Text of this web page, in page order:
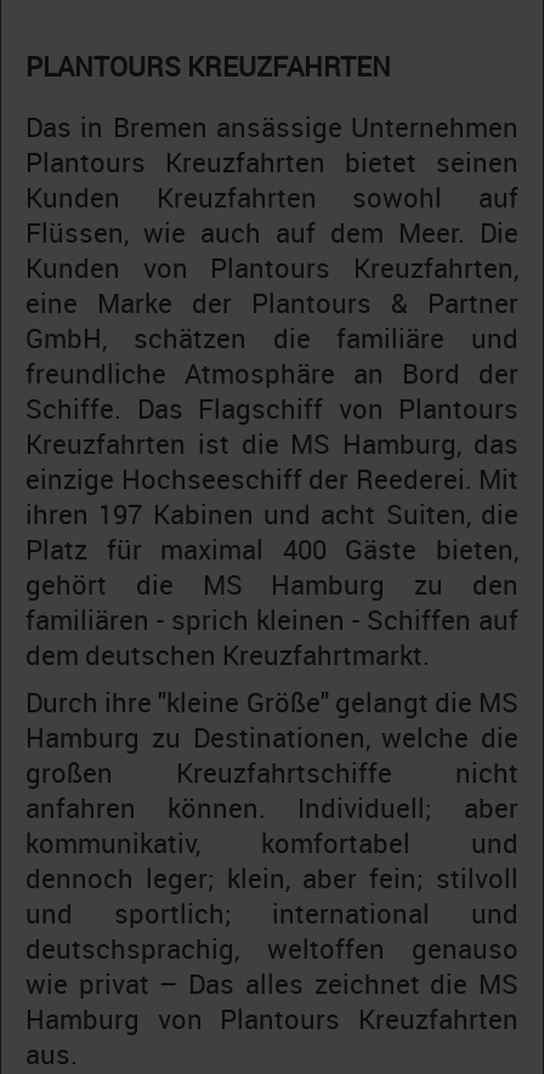
PLANTOURS KREUZFAHRTEN
Das in Bremen ansässige Unternehmen
Plantours Kreuzfahrten bietet seinen
Kunden Kreuzfahrten sowohl auf
Flüssen, wie auch auf dem Meer. Die
Kunden von Plantours Kreuzfahrten,
eine Marke der Plantours & Partner
GmbH, schätzen die familiäre und
freundliche Atmosphäre an Bord der
Schiffe. Das Flagschiff von Plantours
Kreuzfahrten ist die MS Hamburg, das
einzige Hochseeschiff der Reederei. Mit
ihren 197 Kabinen und acht Suiten, die
Platz für maximal 400 Gäste bieten,
gehört die MS Hamburg zu den
familiären - sprich kleinen - Schiffen auf
dem deutschen Kreuzfahrtmarkt.
Durch ihre "kleine Größe" gelangt die MS
Hamburg zu Destinationen, welche die
großen Kreuzfahrtschiffe nicht
anfahren können. Individuell; aber
kommunikativ, komfortabel und
dennoch leger; klein, aber fein; stilvoll
und sportlich; international und
deutschsprachig, weltoffen genauso
wie privat – Das alles zeichnet die MS
Hamburg von Plantours Kreuzfahrten
aus.